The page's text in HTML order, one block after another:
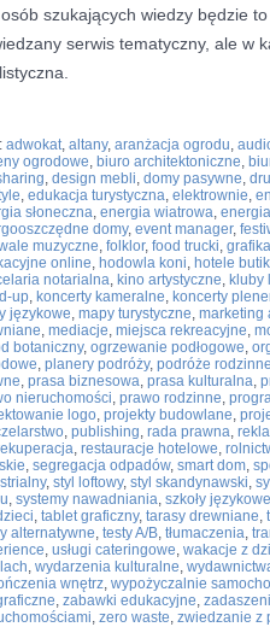
szukających wiedzy będzie
serwis tematyczny, ale w
adwokat, altany, aranżacja ogrodu,
ogrodowe, biuro architektoniczne,
, design mebli, domy pasywne,
, edukacja turystyczna, elektrownie,
słoneczna, energia wiatrowa,
domy, event manager,
muzyczne, folklor, food trucki,
online, hodowla koni, hotele
notarialna, kino artystyczne, kluby
up, koncerty kameralne, koncerty
językowe, mapy turystyczne, marketing
, mediacje, miejsca rekreacyjne,
botaniczny, ogrzewanie podłogowe,
, planery podróży, podróże rodzinne
, prasa biznesowa, prasa kulturalna,
nieruchomości, prawo rodzinne,
logo, projekty budowlane,
, publishing, rada prawna,
, restauracje hotelowe,
, segregacja odpadów, smart dom,
, styl loftowy, styl skandynawski,
, systemy nawadniania, szkoły językowe
, tablet graficzny, tarasy drewniane,
alternatywne, testy A/B, tłumaczenia,
, usługi cateringowe, wakacje z
, wydarzenia kulturalne,
wnętrz, wypożyczalnie
, zabawki edukacyjne,
, zero waste, zwiedzanie z